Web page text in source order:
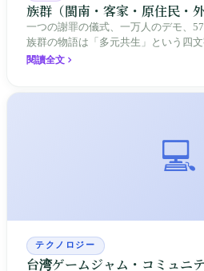
族群（閩南・客家・原住民・
一つの謝罪の儀式、一万人のデモ、
族群の物語は「多元共生」という四
閱讀全文
💻
テクノロジー
台湾ゲームジャム・コミュ